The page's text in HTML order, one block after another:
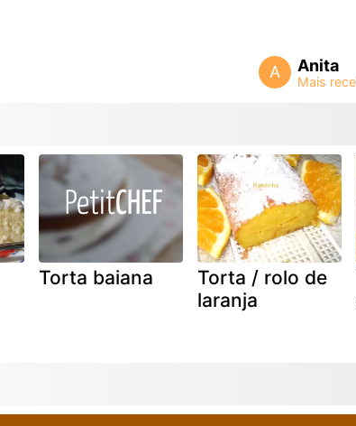
A Anita
Torta baiana
Torta / rolo de
laranja